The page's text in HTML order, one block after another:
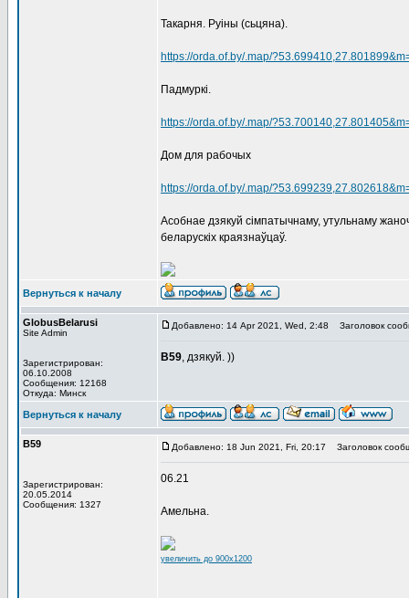
Такарня. Руіны (сьцяна).
https://orda.of.by/.map/
Падмуркі.
https://orda.of.by/.map/
Дом для рабочых
https://orda.of.by/.map/
Асобнае дзякуй сімпатычнаму, утульнаму
беларускіх краязнаўцаў.
Вернуться к началу
GlobusBelarusi
Site Admin
Зарегистрирован:
06.10.2008
Сообщения: 12168
Откуда: Минск
Добавлено: 14 Apr 2021, Wed, 2:48 Заголовок
В59, дзякуй. ))
Вернуться к началу
В59
Зарегистрирован:
20.05.2014
Сообщения: 1327
Добавлено: 18 Jun 2021, Fri, 20:17 Заголовок
06.21
Амельна.
увеличить до 900x1200